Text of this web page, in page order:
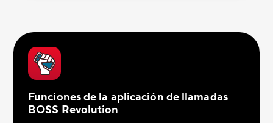
Funciones de la aplicación de llamadas
BOSS Revolution